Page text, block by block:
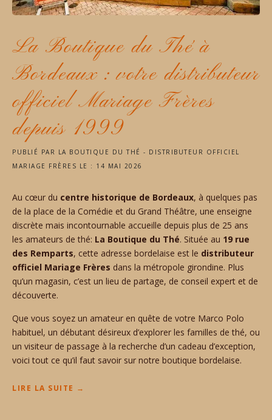
La Boutique du Thé à
Bordeaux : votre distributeur
officiel Mariage Frères
depuis 1999
PUBLIÉ PAR LA BOUTIQUE DU THÉ - DISTRIBUTEUR OFFICIEL
MARIAGE FRÈRES LE : 14 MAI 2026
Au cœur du centre historique de Bordeaux, à quelques pas
de la place de la Comédie et du Grand Théâtre, une enseigne
discrète mais incontournable accueille depuis plus de 25 ans
les amateurs de thé: La Boutique du Thé. Située au 19 rue
des Remparts, cette adresse bordelaise est le distributeur
officiel Mariage Frères dans la métropole girondine. Plus
qu’un magasin, c’est un lieu de partage, de conseil expert et de
découverte.
Que vous soyez un amateur en quête de votre Marco Polo
habituel, un débutant désireux d’explorer les familles de thé, ou
un visiteur de passage à la recherche d’un cadeau d’exception,
voici tout ce qu’il faut savoir sur notre boutique bordelaise.
LIRE LA SUITE “→